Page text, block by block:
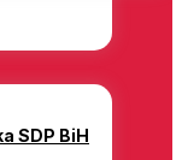
SDP BiH